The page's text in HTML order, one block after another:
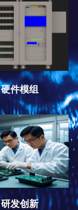
研发创新
硬件模组